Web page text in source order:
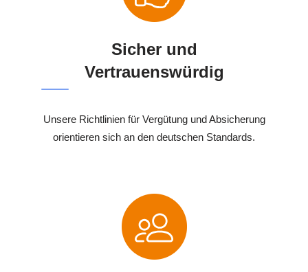
Sicher und
Vertrauenswürdig
Unsere Richtlinien für Vergütung und Absicherung
orientieren sich an den deutschen Standards.